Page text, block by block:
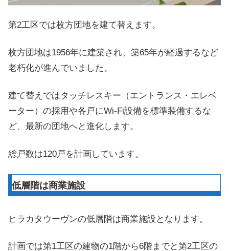
第2工区では枚方団地を建て替えます。
枚方団地は1956年に建築され、築65年が経過するなど
老朽化が進んでいました。
建て替えではタッチレスキー（エントランス・エレベ
ーター）の採用や各戸にWi-Fi設備を標準装備するな
ど、最新の団地へと進化します。
総戸数は120戸を計画しています。
低層階は商業施設
ヒラカタウーヴンの低層階は商業施設となります。
計画では第1工区の建物の1階から6階までと第2工区の